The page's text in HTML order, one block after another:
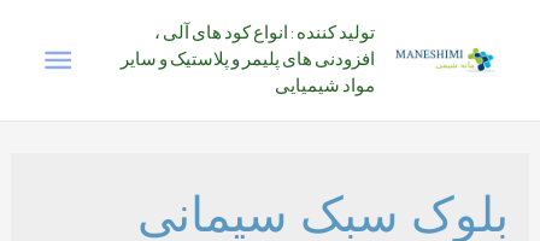
تولید کننده : انواع کود های آلی ،
افزودنی های پلیمر و پلاستیک و سایر
مواد شیمیایی
بلوک سبک سیمانی